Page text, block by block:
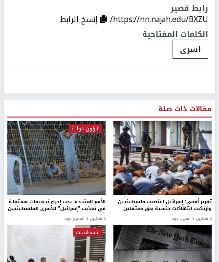
رابط قصير
https://nn.najah.edu/BXZU/
إنسخ الرابط
الكلمات المفتاحية
اسرى
مقالات ذات صلة
تقرير أممي: إسرائيل اغتصبت فلسطينيين
وارتكبت انتهاكات جنسية بحق معتقلين
2 شهرين، 1 اسبوع. ago
شؤون دولية
الأمم المتحدة: يجب إجراء تحقيقات مستقلة
في تعذيب "إسرائيل" للأسرى الفلسطينيين
2 شهرين، 3 أسابيع ago
فلسطينيات